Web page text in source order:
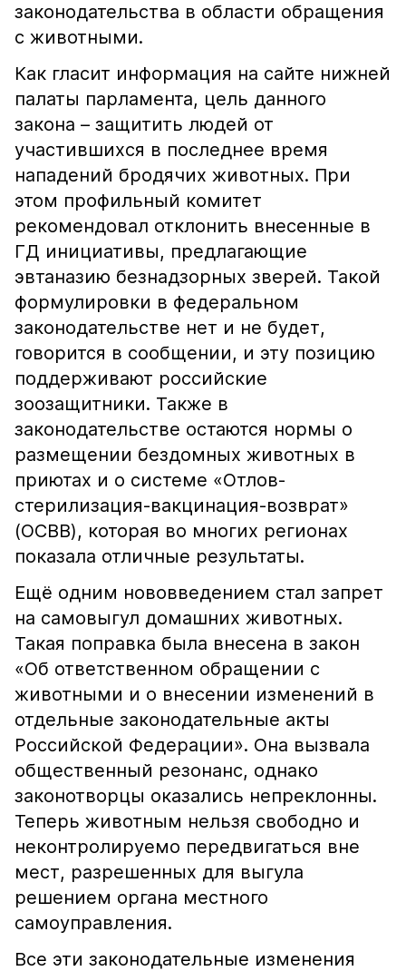
законодательства в области обращения
с животными.
Как гласит информация на сайте нижней
палаты парламента, цель данного
закона – защитить людей от
участившихся в последнее время
нападений бродячих животных. При
этом профильный комитет
рекомендовал отклонить внесенные в
ГД инициативы, предлагающие
эвтаназию безнадзорных зверей. Такой
формулировки в федеральном
законодательстве нет и не будет,
говорится в сообщении, и эту позицию
поддерживают российские
зоозащитники. Также в
законодательстве остаются нормы о
размещении бездомных животных в
приютах и о системе «Отлов-
стерилизация-вакцинация-возврат»
(ОСВВ), которая во многих регионах
показала отличные результаты.
Ещё одним нововведением стал запрет
на самовыгул домашних животных.
Такая поправка была внесена в закон
«Об ответственном обращении с
животными и о внесении изменений в
отдельные законодательные акты
Российской Федерации». Она вызвала
общественный резонанс, однако
законотворцы оказались непреклонны.
Теперь животным нельзя свободно и
неконтролируемо передвигаться вне
мест, разрешенных для выгула
решением органа местного
самоуправления.
Все эти законодательные изменения